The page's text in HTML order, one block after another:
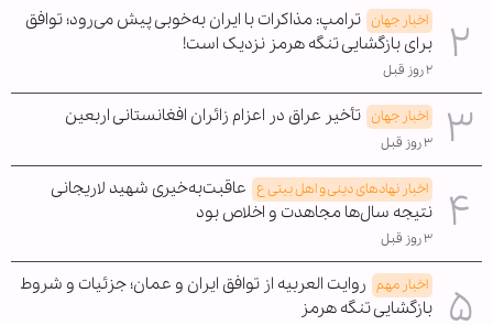
اخبار جهان ترامپ: مذاکرات با ایران به‌خوبی پیش می‌رود؛ توافق
برای بازگشایی تنگه هرمز نزدیک است!
۲ روز قبل
اخبار جهان تأخیر عراق در اعزام زائران افغانستانی اربعین
۳ روز قبل
اخبار نهادهای دینی و اهل بیتی ع عاقبت‌به‌خیری شهید لاریجانی
نتیجه سال‌ها مجاهدت و اخلاص بود
۳ روز قبل
اخبار مهم روایت العربیه از توافق ایران و عمان؛ جزئیات و شروط
بازگشایی تنگه هرمز